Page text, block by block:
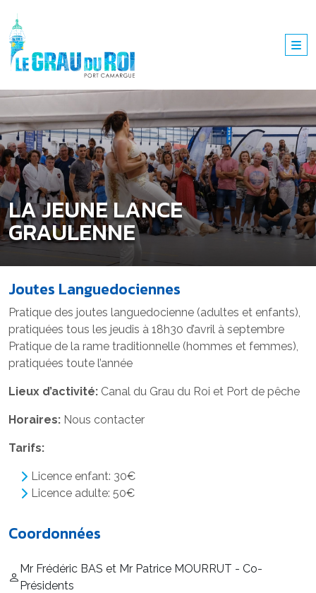
LA JEUNE LANCE
GRAULENNE
Joutes Languedociennes
Pratique des joutes languedocienne (adultes et enfants),
pratiquées tous les jeudis à 18h30 d’avril à septembre
Pratique de la rame traditionnelle (hommes et femmes),
pratiquées toute l’année
Lieux d’activité: Canal du Grau du Roi et Port de pêche
Horaires: Nous contacter
Tarifs:
Licence enfant: 30€
Licence adulte: 50€
Coordonnées
Mr Frédéric BAS et Mr Patrice MOURRUT - Co-
Présidents